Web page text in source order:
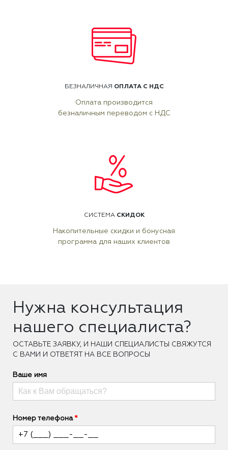
БЕЗНАЛИЧНАЯ ОПЛАТА С НДС
Оплата производится
безналичным переводом с НДС
СИСТЕМА СКИДОК
Накопительные скидки и бонусная
программа для наших клиентов
Нужна консультация
нашего специалиста?
ОCТАВЬТЕ ЗАЯВКУ, И НАШИ СПЕЦИАЛИСТЫ СВЯЖУТСЯ
С ВАМИ И ОТВЕТЯТ НА ВСЕ ВОПРОСЫ
Ваше имя
Номер телефона